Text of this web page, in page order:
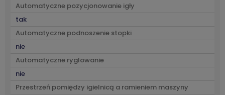
Automatyczne pozycjonowanie igły
tak
Automatyczne podnoszenie stopki
nie
Automatyczne ryglowanie
nie
Przestrzeń pomiędzy igielnicą a ramieniem maszyny